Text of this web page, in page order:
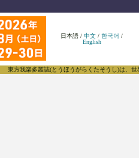
日本語 /中文 /한국어 /
English
(とうほうがらくたそうし)は、世界有数の「同